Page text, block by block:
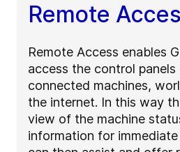
Remote
Remote Access enables
access the control
connected machines,
the internet. In this way
view of the machine
information for immediate